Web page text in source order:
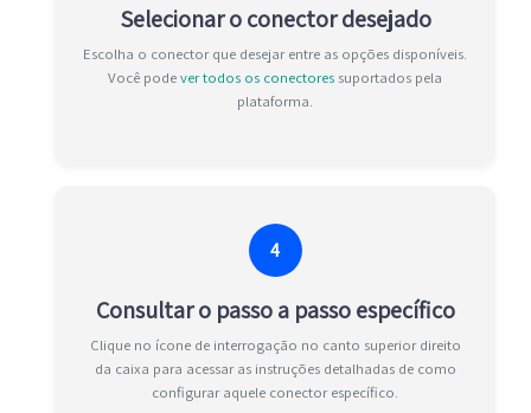
Selecionar o conector desejado
Escolha o conector que desejar entre as opções disponíveis.
Você podever todos os conectores suportados pela
plataforma.
4
Consultar o passo a passo específico
Clique no ícone de interrogação no canto superior direito
da caixa para acessar as instruções detalhadas de como
configurar aquele conector específico.